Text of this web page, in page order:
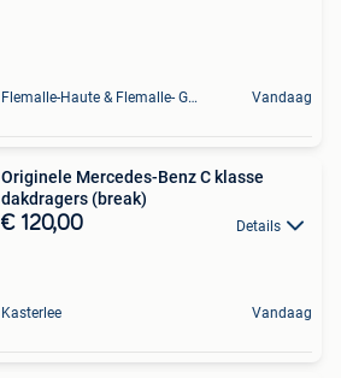
Flemalle-Haute & Flemalle- Grande & Partie Awirs Vandaag
Originele Mercedes-Benz C klasse
dakdragers (break)
€ 120,00 Details
Kasterlee Vandaag